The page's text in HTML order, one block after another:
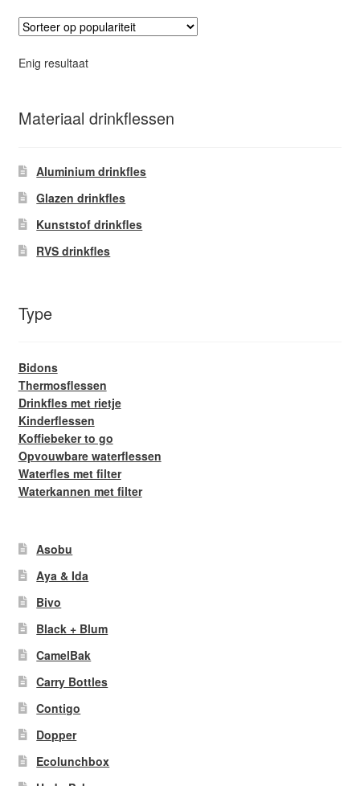
Enig resultaat
Materiaal drinkflessen
Aluminium drinkfles
Glazen drinkfles
Kunststof drinkfles
RVS drinkfles
Type
Bidons
Thermosflessen
Drinkfles met rietje
Kinderflessen
Koffiebeker to go
Opvouwbare waterflessen
Waterfles met filter
Waterkannen met filter
Asobu
Aya & Ida
Bivo
Black + Blum
CamelBak
Carry Bottles
Contigo
Dopper
Ecolunchbox